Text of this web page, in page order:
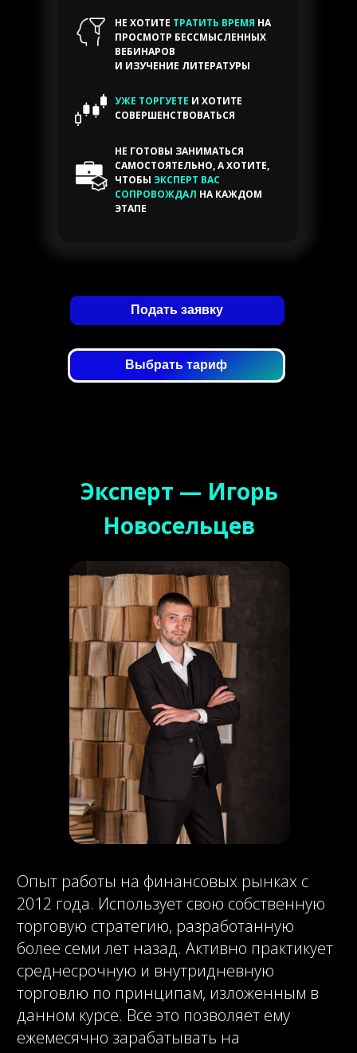
УЖЕ ТОРГУЕТЕ И ХОТИТЕ
СОВЕРШЕНСТВОВАТЬСЯ
НЕ ХОТИТЕ ТРАТИТЬ ВРЕМЯ НА
ПРОСМОТР БЕССМЫСЛЕННЫХ
ВЕБИНАРОВ
И ИЗУЧЕНИЕ ЛИТЕРАТУРЫ
НЕ ГОТОВЫ ЗАНИМАТЬСЯ
САМОСТОЯТЕЛЬНО, А ХОТИТЕ,
ЧТОБЫ ЭКСПЕРТ ВАС
СОПРОВОЖДАЛ НА КАЖДОМ
ЭТАПЕ
Подать заявку
Выбрать тариф
Опыт работы на финансовых рынках с
данном курсе. Все это позволяет ему
ежемесячно зарабатывать на
волатильном рынке фьючерсов и акций*.
Отработка сигналов по торговой системе -
* При четком соблюдении установленных
правил торговли.
Эксперт —Игорь
Новосельцев
Автор телеграм-канала "Биржевой
https://t.me/birzhevoy_marafon
Статистика прогнозов и их отработки на
канале "Биржевой Марафон"
https://t.me/birzhevoy_marafon/4956
Автор практического курса
"Наставничество"
https://alorschool.ru/trading-in-profit
Отзывы слушателей о программе
"Наставничество"
https://t.me/otzlbvi